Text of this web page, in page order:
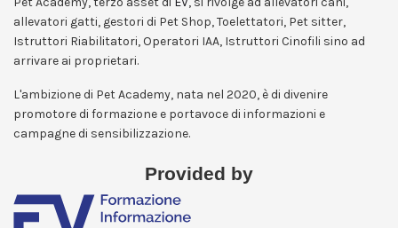
allevatori gatti, gestori di Pet Shop, Toelettatori, Pet sitter,
Istruttori Riabilitatori, Operatori IAA, Istruttori Cinofili sino ad
arrivare ai proprietari.
L'ambizione di Pet Academy, nata nel 2020, è di divenire
promotore di formazione e portavoce di informazioni e
campagne di sensibilizzazione.
Provided by